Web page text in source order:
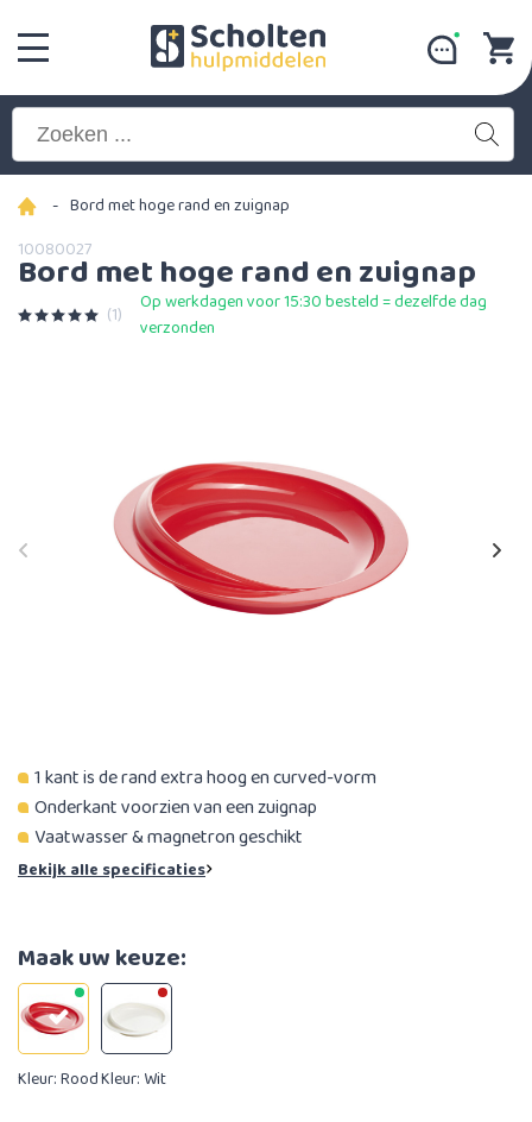
- Bord met hoge rand en zuignap
10080027
Bord met hoge rand en zuignap
(1)
Op werkdagen voor 15:30 besteld = dezelfde dag
verzonden
1 kant is de rand extra hoog en curved-vorm
Onderkant voorzien van een zuignap
Vaatwasser & magnetron geschikt
Bekijk alle specificaties
Maak uw keuze:
Kleur: RoodKleur: Wit